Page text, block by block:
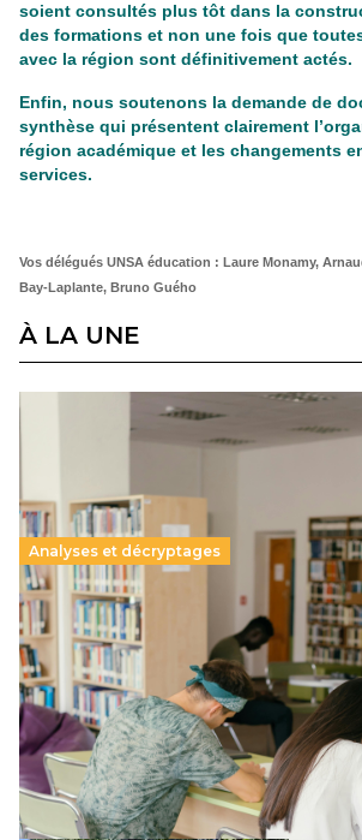
soient consultés plus tôt dans la
des formations et non une fois que
avec la région sont définitivement actés.
Enfin, nous soutenons la demande de
synthèse qui présentent clairement
région académique et les changements
services.
Vos délégués UNSA éducation : Laure Monamy,
Bay-Laplante, Bruno Guého
À LA UNE
Analyses et décryptages
Supérieur privé : une dérive qui
promesse républicaine
11 juillet 2026-
Le projet de loi sur la régulation de
supérieur privé met en lumière
qui relègue l’acte pédagogique au
Lire la suite →